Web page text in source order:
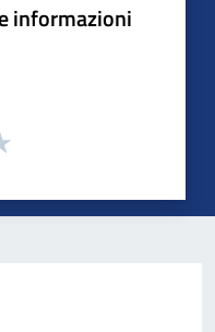
informazioni